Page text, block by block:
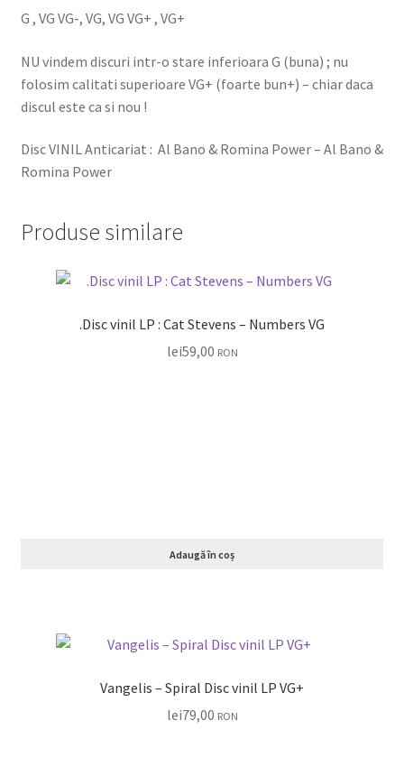
G , VG VG-, VG, VG VG+ , VG+
NU vindem discuri intr-o stare inferioara G (buna) ; nu
folosim calitati superioare VG+ (foarte bun+) – chiar daca
discul este ca si nou !
Disc VINIL Anticariat : Al Bano & Romina Power – Al Bano &
Romina Power
Produse similare
.Disc vinil LP : Cat Stevens – Numbers VG
lei59,00 RON
Adaugă în coș
Vangelis – Spiral Disc vinil LP VG+
lei79,00 RON